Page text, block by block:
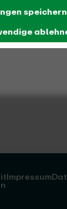
speichern
Impressum